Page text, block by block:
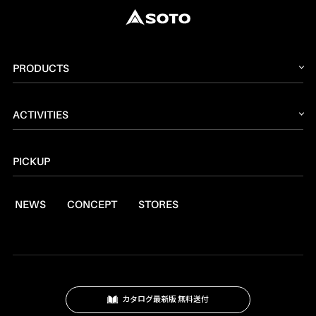
PRODUCTS
ストーブ
ランタン
燃料
クッキングツール
テーブル・カップ・カトラリー
ACTIVITIES
レシピ
PICKUP
NEWS CONCEPT STORES
カタログ最新版 無料送付